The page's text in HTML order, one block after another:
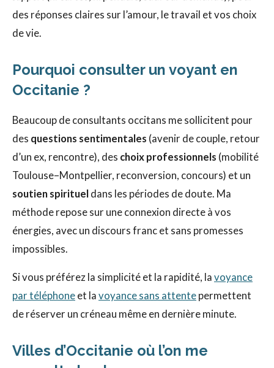
des réponses claires sur l’amour, le travail et vos choix
de vie.
Pourquoi consulter un voyant en
Occitanie ?
Beaucoup de consultants occitans me sollicitent pour
des questions sentimentales (avenir de couple, retour
d’un ex, rencontre), des choix professionnels (mobilité
Toulouse–Montpellier, reconversion, concours) et un
soutien spirituel dans les périodes de doute. Ma
méthode repose sur une connexion directe à vos
énergies, avec un discours franc et sans promesses
impossibles.
Si vous préférez la simplicité et la rapidité, la voyance
par téléphone et la voyance sans attente permettent
de réserver un créneau même en dernière minute.
Villes d’Occitanie où l’on me